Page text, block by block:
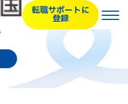
転職サポートに
登録